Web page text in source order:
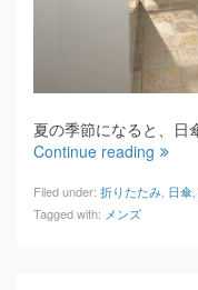
夏の季節になると、日
Continue reading
Filed under: 折りたたみ 日傘
Tagged with: メンズ